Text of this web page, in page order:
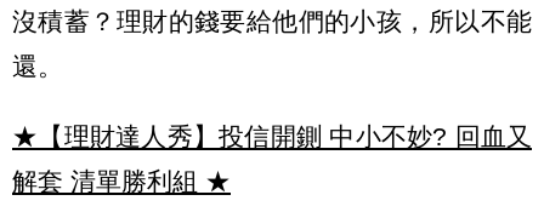
沒積蓄？理財的錢要給他們的小孩，所以不能
還。
★【理財達人秀】投信開鍘 中小不妙? 回血又
解套 清單勝利組 ★